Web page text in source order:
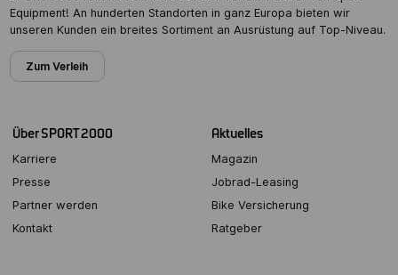
Equipment! An hunderten Standorten in ganz Europa bieten wir
unseren Kunden ein breites Sortiment an Ausrüstung auf Top-Niveau.
Zum Verleih
Über SPORT 2000
Karriere
Presse
Partner werden
Kontakt
Aktuelles
Magazin
Jobrad-Leasing
Bike Versicherung
Ratgeber